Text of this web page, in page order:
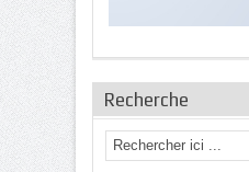
Recherche